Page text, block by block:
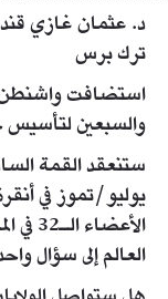
د. عثمان غازي
ترك برس
والسبعين
يوليو/تموز في
العالم إلى سؤال